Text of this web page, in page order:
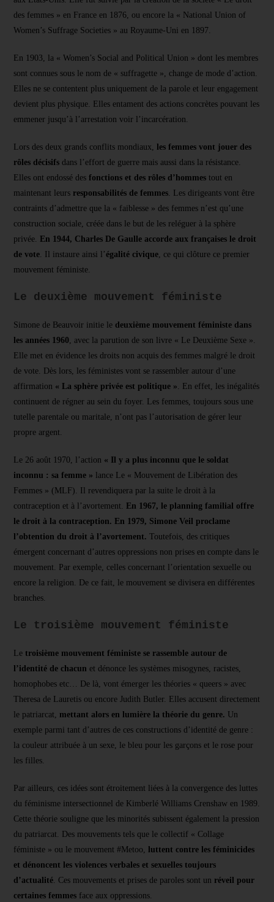
des femmes » en France en 1876, ou encore la « National Union of
Women’s Suffrage Societies » au Royaume-Uni en 1897.
En 1903, la « Women’s Social and Political Union » dont les membres
sont connues sous le nom de « suffragette », change de mode d’action.
Elles ne se contentent plus uniquement de la parole et leur engagement
devient plus physique. Elles entament des actions concrètes pouvant les
emmener jusqu’à l’arrestation voir l’incarcération.
Lors des deux grands conflits mondiaux,
les femmes vont jouer des
rôles décisifs dans l’effort de guerre mais aussi dans la résistance.
Elles ont endossé des fonctions et des rôles d’hommes tout en
maintenant leurs responsabilités de femmes . Les dirigeants vont être
contraints d’admettre que la « faiblesse » des femmes n’est qu’une
construction sociale, créée dans le but de les reléguer à la sphère
privée.
En 1944, Charles De Gaulle accorde aux françaises le droit
de vote . Il instaure ainsi l’égalité civique , ce qui clôture ce premier
mouvement féministe.
Le deuxième mouvement féministe
Simone de Beauvoir initie le deuxième mouvement féministe dans
les années 1960 , avec la parution de son livre « Le Deuxième Sexe ».
Elle met en évidence les droits non acquis des femmes malgré le droit
de vote. Dès lors, les féministes vont se rassembler autour d’une
affirmation « La sphère privée est politique » . En effet, les inégalités
continuent de régner au sein du foyer. Les femmes, toujours sous une
tutelle parentale ou maritale, n’ont pas l’autorisation de gérer leur
propre argent.
Le 26 août 1970, l’action « Il y a plus inconnu que le soldat
inconnu : sa femme » lance Le « Mouvement de Libération des
Femmes » (MLF). Il revendiquera par la suite le droit à la
contraception et à l’avortement.
En 1967, le planning familial offre
le droit à la contraception. En 1979, Simone Veil proclame
l’obtention du droit à l’avortement. Toutefois, des critiques
émergent concernant d’autres oppressions non prises en compte dans le
mouvement. Par exemple, celles concernant l’orientation sexuelle ou
encore la religion. De ce fait, le mouvement se divisera en différentes
branches.
Le troisième mouvement féministe
Le troisième mouvement féministe se rassemble autour de
l’identité de chacun et dénonce les systèmes misogynes, racistes,
homophobes etc… De là, vont émerger les théories « queers » avec
Theresa de Lauretis ou encore Judith Butler. Elles accusent directement
le patriarcat, mettant alors en lumière la théorie du genre. Un
exemple parmi tant d’autres de ces constructions d’identité de genre :
la couleur attribuée à un sexe, le bleu pour les garçons et le rose pour
les filles.
Par ailleurs, ces idées sont étroitement liées à la convergence des luttes
du féminisme intersectionnel de Kimberlé Williams Crenshaw en 1989.
Cette théorie souligne que les minorités subissent également la pression
du patriarcat. Des mouvements tels que le collectif « Collage
féministe » ou le mouvement #Metoo,
luttent contre les féminicides
et dénoncent les violences verbales et sexuelles toujours
d’actualité . Ces mouvements et prises de paroles sont un réveil pour
certaines femmes face aux oppressions.